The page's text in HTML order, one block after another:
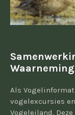
Als
vogelexcursies
Vogeleiland.